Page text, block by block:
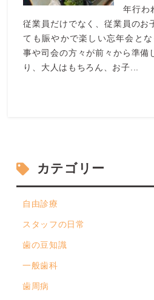
年行わ
従業員だけでなく、従業員のお
ても賑やかで楽しい忘年会と
事や司会の方々が前々から準備
り、大人はもちろん、お子...
カテゴリー
自由診療
スタッフの日常
歯の豆知識
一般歯科
歯周病